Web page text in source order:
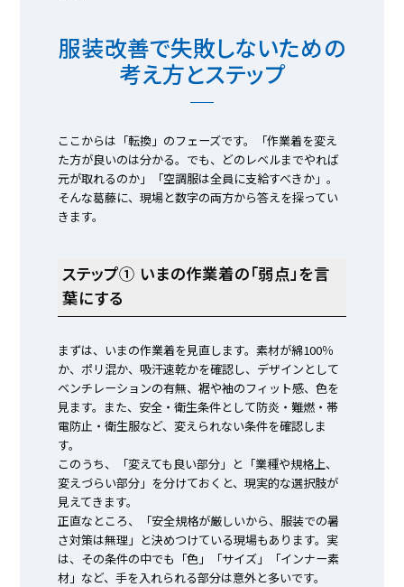
服装改善で失敗しないための
考え方とステップ
ここからは「転換」のフェーズです。「作業着を変え
た方が良いのは分かる。でも、どのレベルまでやれば
元が取れるのか」「空調服は全員に支給すべきか」。
そんな葛藤に、現場と数字の両方から答えを探ってい
きます。
ステップ① いまの作業着の「弱点」を言
葉にする
まずは、いまの作業着を見直します。素材が綿100％
か、ポリ混か、吸汗速乾かを確認し、デザインとして
ベンチレーションの有無、裾や袖のフィット感、色を
見ます。また、安全・衛生条件として防炎・難燃・帯
電防止・衛生服など、変えられない条件を確認しま
す。
このうち、「変えても良い部分」と「業種や規格上、
変えづらい部分」を分けておくと、現実的な選択肢が
見えてきます。
正直なところ、「安全規格が厳しいから、服装での暑
さ対策は無理」と決めつけている現場もあります。実
は、その条件の中でも「色」「サイズ」「インナー素
材」など、手を入れられる部分は意外と多いです。